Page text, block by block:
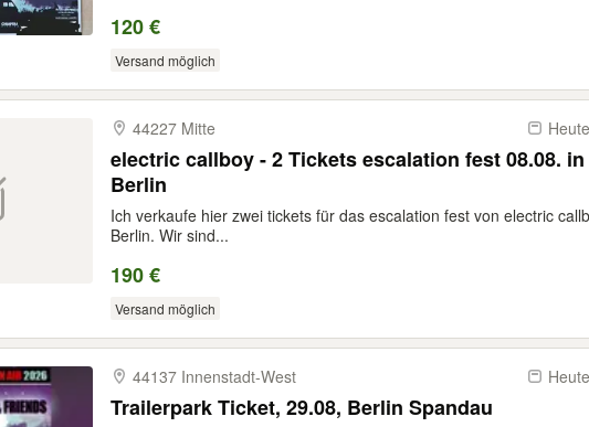
120 €
Versand möglich
44227 Mitte
electric callboy - 2 Tickets escalation fest 08.08. in
Berlin
Ich verkaufe hier zwei tickets für das escalation fest von electric
Berlin. Wir sind...
190 €
Versand möglich
44137 Innenstadt-​West
Trailerpark Ticket, 29.08, Berlin Spandau